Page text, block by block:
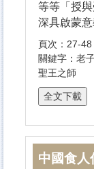
等等「授
深具啟蒙意
頁次：27-48
關鍵字：老
聖王之師
中國食人